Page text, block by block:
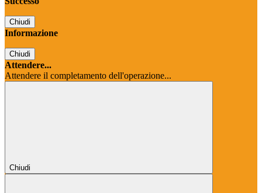
Chiudi
Informazione
Chiudi
Attendere...
Attendere il completamento dell'operazione...
Chiudi